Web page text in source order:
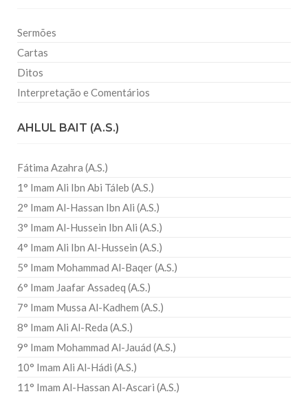
Sermões
Cartas
Ditos
Interpretação e Comentários
AHLUL BAIT (A.S.)
Fátima Azahra (A.S.)
1° Imam Ali Ibn Abi Táleb (A.S.)
2° Imam Al-Hassan Ibn Ali (A.S.)
3° Imam Al-Hussein Ibn Ali (A.S.)
4° Imam Ali Ibn Al-Hussein (A.S.)
5° Imam Mohammad Al-Baqer (A.S.)
6° Imam Jaafar Assadeq (A.S.)
7° Imam Mussa Al-Kadhem (A.S.)
8° Imam Ali Al-Reda (A.S.)
9° Imam Mohammad Al-Jauád (A.S.)
10° Imam Ali Al-Hádi (A.S.)
11° Imam Al-Hassan Al-Ascari (A.S.)